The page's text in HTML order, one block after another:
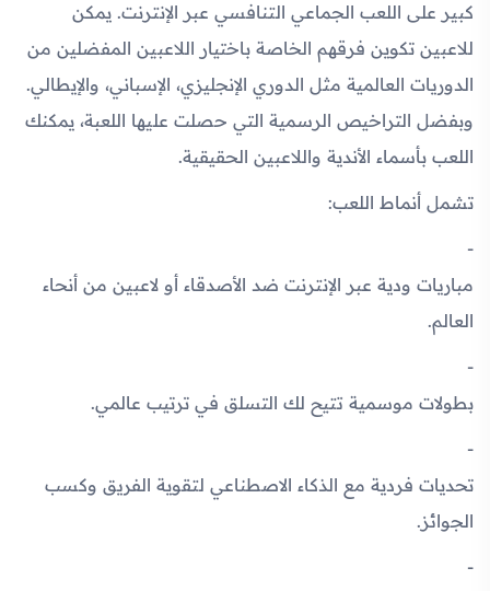
كبير على اللعب الجماعي التنافسي عبر الإنترنت. يمكن
للاعبين تكوين فرقهم الخاصة باختيار اللاعبين المفضلين من
الدوريات العالمية مثل الدوري الإنجليزي، الإسباني، والإيطالي.
وبفضل التراخيص الرسمية التي حصلت عليها اللعبة، يمكنك
اللعب بأسماء الأندية واللاعبين الحقيقية.
تشمل أنماط اللعب:
مباريات ودية عبر الإنترنت ضد الأصدقاء أو لاعبين من أنحاء
العالم.
بطولات موسمية تتيح لك التسلق في ترتيب عالمي.
تحديات فردية مع الذكاء الاصطناعي لتقوية الفريق وكسب
الجوائز.